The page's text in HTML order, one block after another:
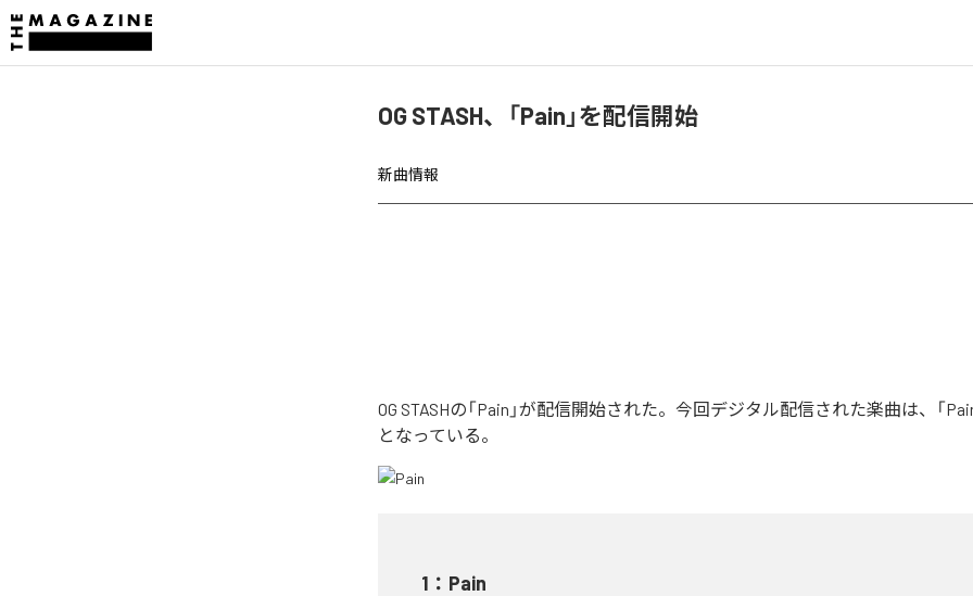
OG STASH、「Pain」を配信開始
新曲情報
OG STASHの「Pain」が配信開始された。今回デジタル配信された楽曲は、「
となっている。
1 ： Pain